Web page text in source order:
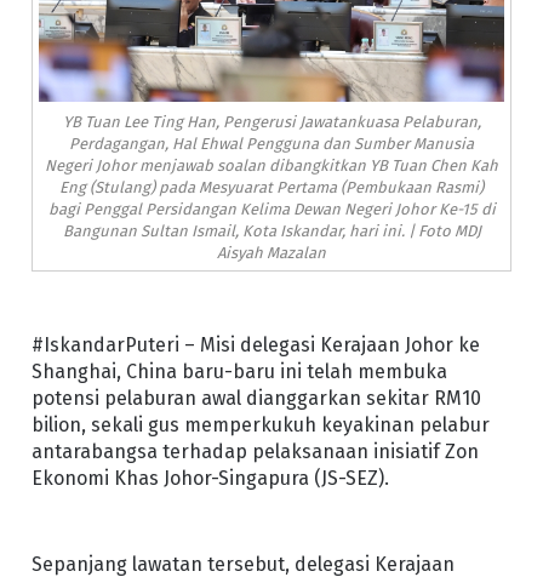
YB Tuan Lee Ting Han, Pengerusi Jawatankuasa Pelaburan,
Perdagangan, Hal Ehwal Pengguna dan Sumber Manusia
Negeri Johor menjawab soalan dibangkitkan YB Tuan Chen Kah
Eng (Stulang) pada Mesyuarat Pertama (Pembukaan Rasmi)
bagi Penggal Persidangan Kelima Dewan Negeri Johor Ke-15 di
Bangunan Sultan Ismail, Kota Iskandar, hari ini. | Foto MDJ
Aisyah Mazalan
#IskandarPuteri – Misi delegasi Kerajaan Johor ke
Shanghai, China baru-baru ini telah membuka
potensi pelaburan awal dianggarkan sekitar RM10
bilion, sekali gus memperkukuh keyakinan pelabur
antarabangsa terhadap pelaksanaan inisiatif Zon
Ekonomi Khas Johor-Singapura (JS-SEZ).
Sepanjang lawatan tersebut, delegasi Kerajaan